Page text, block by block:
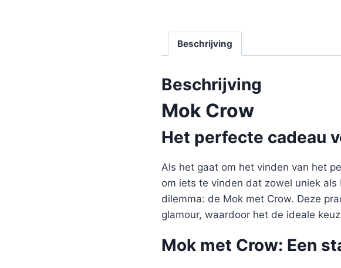
Beschrijving
Beschrijving
Mok Crow
Het perfecte cadeau
Als het gaat om het vinden van het
om iets te vinden dat zowel uniek
dilemma: de Mok met Crow. Deze
glamour, waardoor het de ideale
Mok met Crow: Een